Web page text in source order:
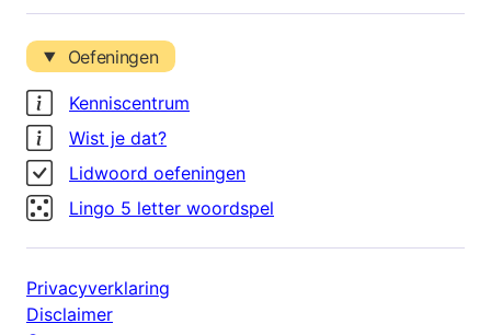
Oefeningen
Kenniscentrum
Wist je dat?
Lidwoord oefeningen
Lingo 5 letter woordspel
Privacyverklaring
Disclaimer